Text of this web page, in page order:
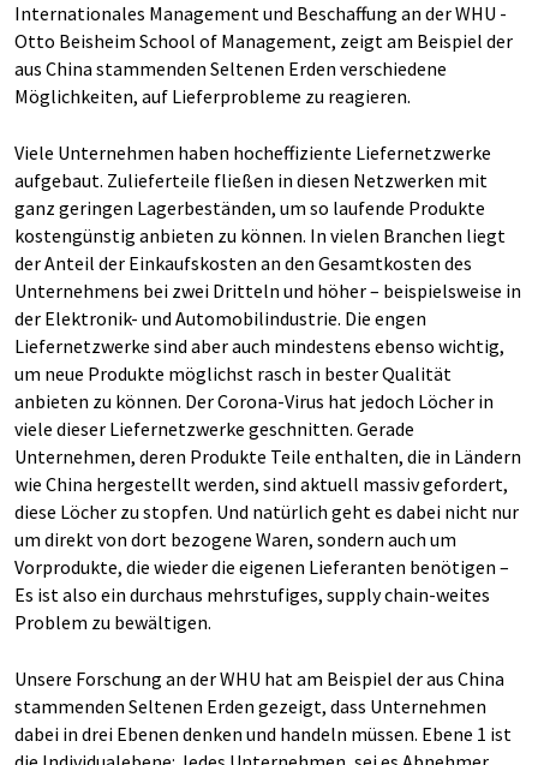
Internationales Management und Beschaffung an der WHU -
Otto Beisheim School of Management, zeigt am Beispiel der
aus China stammenden Seltenen Erden verschiedene
Möglichkeiten, auf Lieferprobleme zu reagieren.
Viele Unternehmen haben hocheffiziente Liefernetzwerke
aufgebaut. Zulieferteile fließen in diesen Netzwerken mit
ganz geringen Lagerbeständen, um so laufende Produkte
kostengünstig anbieten zu können. In vielen Branchen liegt
der Anteil der Einkaufskosten an den Gesamtkosten des
Unternehmens bei zwei Dritteln und höher – beispielsweise in
der Elektronik- und Automobilindustrie. Die engen
Liefernetzwerke sind aber auch mindestens ebenso wichtig,
um neue Produkte möglichst rasch in bester Qualität
anbieten zu können. Der Corona-Virus hat jedoch Löcher in
viele dieser Liefernetzwerke geschnitten. Gerade
Unternehmen, deren Produkte Teile enthalten, die in Ländern
wie China hergestellt werden, sind aktuell massiv gefordert,
diese Löcher zu stopfen. Und natürlich geht es dabei nicht nur
um direkt von dort bezogene Waren, sondern auch um
Vorprodukte, die wieder die eigenen Lieferanten benötigen –
Es ist also ein durchaus mehrstufiges, supply chain-weites
Problem zu bewältigen.
Unsere Forschung an der WHU hat am Beispiel der aus China
stammenden Seltenen Erden gezeigt, dass Unternehmen
dabei in drei Ebenen denken und handeln müssen. Ebene 1 ist